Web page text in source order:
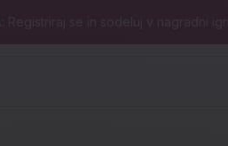
: Registriraj se in sodeluj v nagradni igri